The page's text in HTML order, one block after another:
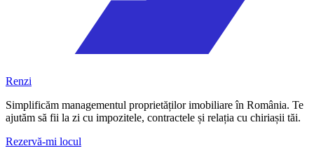
Renzi
Simplificăm managementul proprietăților imobiliare în România. Te
ajutăm să fii la zi cu impozitele, contractele și relația cu chiriașii tăi.
Rezervă-mi locul